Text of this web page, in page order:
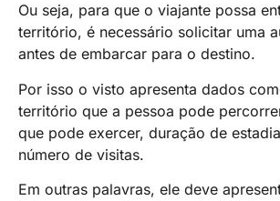
Ou seja, para que o viajante possa
território, é necessário solicitar uma
antes de embarcar para o destino.
Por isso o visto apresenta dados
território que a pessoa pode
que pode exercer, duração de
número de visitas.
Em outras palavras, ele deve